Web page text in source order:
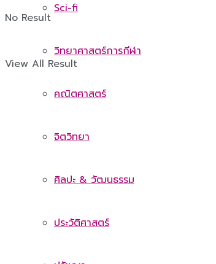
No Result
View All Result
Sci-fi
วิทยาศาสตร์การกีฬา
คณิตศาสตร์
จิตวิทยา
ศิลปะ & วัฒนธรรม
ประวัติศาสตร์